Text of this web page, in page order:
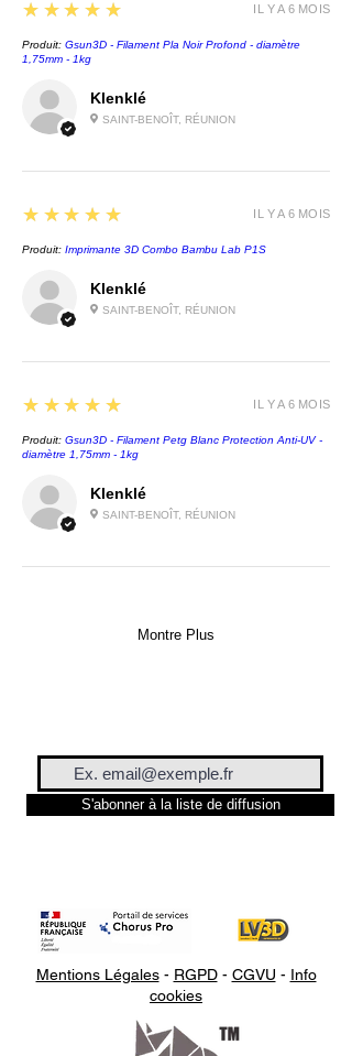
Klenklé
SAINT-BENOÎT, RÉUNION
5
★★★★★
Produit: Gsun3D - Filament Pla Noir Profond - diamètre
1,75mm - 1kg
IL Y A 6 MOIS
Klenklé
SAINT-BENOÎT, RÉUNION
5
★★★★★
Produit: Imprimante 3D Combo Bambu Lab P1S
IL Y A 6 MOIS
Klenklé
SAINT-BENOÎT, RÉUNION
5
★★★★★
Produit: Gsun3D - Filament Petg Blanc Protection Anti-UV -
diamètre 1,75mm - 1kg
IL Y A 6 MOIS
Montre Plus
S'abonner à la liste de diffusion
Mentions Légales- RGPD- CGVU - Info
cookies